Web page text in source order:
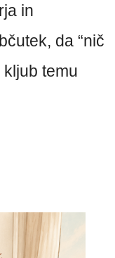
in
da “nič
temu